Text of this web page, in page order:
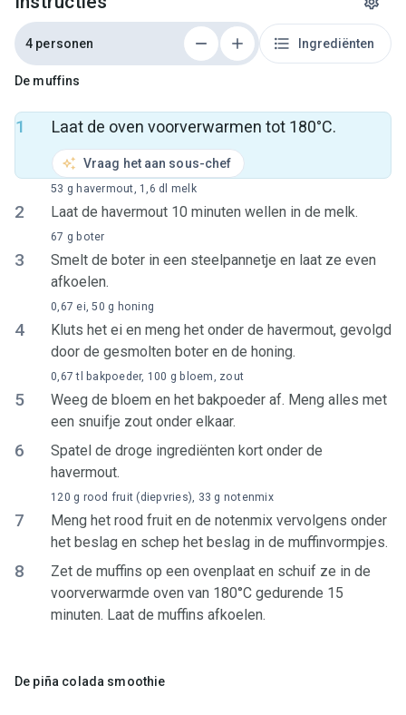
4 personen Ingrediënten
De muffins
1 Laat de oven voorverwarmen tot 180°C.
Vraag het aan sous-chef
2 Laat de havermout 10 minuten wellen in de melk.
53 g havermout, 1,6 dl melk
3
Smelt de boter in een steelpannetje en laat ze even
afkoelen.
67 g boter
4
Kluts het ei en meng het onder de havermout, gevolgd
door de gesmolten boter en de honing.
0,67 ei, 50 g honing
5
Weeg de bloem en het bakpoeder af. Meng alles met
een snuifje zout onder elkaar.
0,67 tl bakpoeder, 100 g bloem, zout
6
Spatel de droge ingrediënten kort onder de
havermout.
7
Meng het rood fruit en de notenmix vervolgens onder
het beslag en schep het beslag in de muffinvormpjes.
120 g rood fruit (diepvries), 33 g notenmix
8
Zet de muffins op een ovenplaat en schuif ze in de
voorverwarmde oven van 180°C gedurende 15
minuten. Laat de muffins afkoelen.
De piña colada smoothie